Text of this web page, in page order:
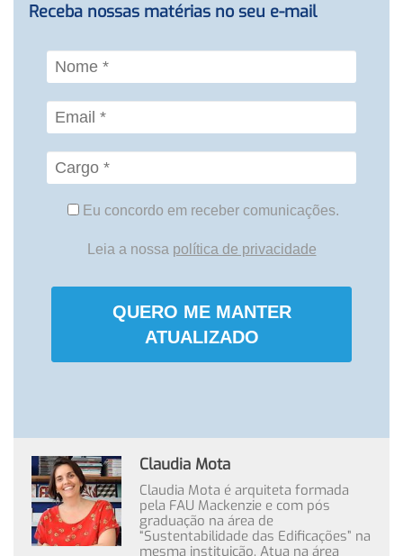
Receba nossas matérias no seu e-mail
Eu concordo em receber comunicações.
Leia a nossa política de privacidade
QUERO ME MANTER
ATUALIZADO
Claudia Mota
Claudia Mota é arquiteta formada
pela FAU Mackenzie e com pós
graduação na área de
“Sustentabilidade das Edificações” na
mesma instituição. Atua na área